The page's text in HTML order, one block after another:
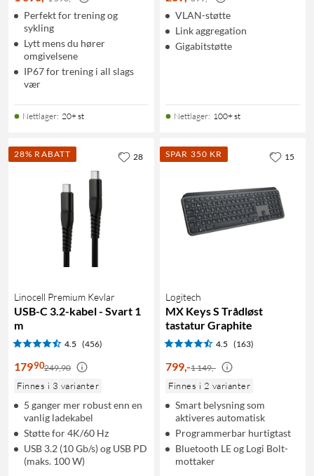
Perfekt for trening og
sykling
Lytt mens du hører
omgivelsene
IP67 for trening i all slags
vær
Nettlager: 20+ st
VLAN-støtte
Link aggregation
Gigabitstøtte
Nettlager: 100+ st
28% RABATT
Linocell Premium Kevlar
USB-C 3.2-kabel - Svart 1
m
4.5 (456)
17990249,90
Finnes i 3 varianter
5 ganger mer robust enn en
vanlig ladekabel
Støtte for 4K/60 Hz
USB 3.2 (10 Gb/s) og USB PD
(maks. 100 W)
28 SPAR 350 KR
Logitech
MX Keys S Trådløst
tastatur Graphite
4.5 (163)
799,-1 149,-
Finnes i 2 varianter
Smart belysning som
aktiveres automatisk
Programmerbar hurtigtast
Bluetooth LE og Logi Bolt-
mottaker
15